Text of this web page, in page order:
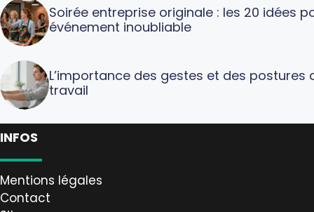
Soirée entreprise originale : les 20 idées
événement inoubliable
L’importance des gestes et des postures
travail
INFOS
Mentions légales
Contact